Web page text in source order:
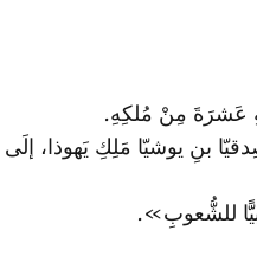
عَشرَةَ مِنْ مُلكِهِ.
بنِ يوشيّا مَلِكِ
للشُّعوبِ».